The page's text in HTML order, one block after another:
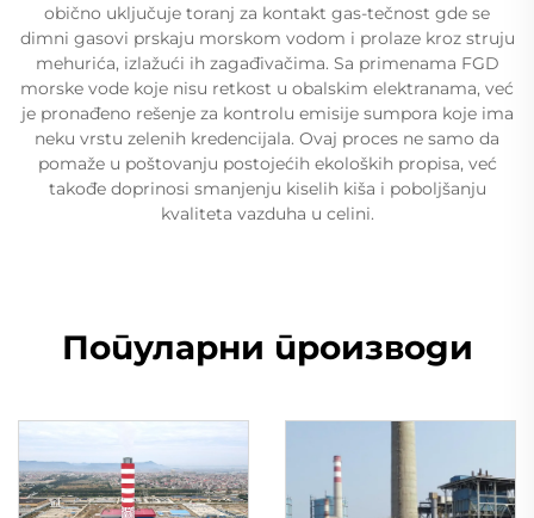
obično uključuje toranj za kontakt gas-tečnost gde se
dimni gasovi prskaju morskom vodom i prolaze kroz struju
mehurića, izlažući ih zagađivačima. Sa primenama FGD
morske vode koje nisu retkost u obalskim elektranama, već
je pronađeno rešenje za kontrolu emisije sumpora koje ima
neku vrstu zelenih kredencijala. Ovaj proces ne samo da
pomaže u poštovanju postojećih ekoloških propisa, već
takođe doprinosi smanjenju kiselih kiša i poboljšanju
kvaliteta vazduha u celini.
Популарни производи